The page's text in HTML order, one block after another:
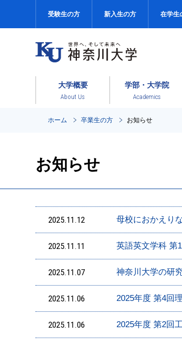
受験生の方 新入生の方 在学生
大学概要
About Us
学部・大学院
Academics
ホーム 卒業生の方 お知らせ
お知らせ
2025.11.12 母校におかえり
2025.11.11 英語英文学科 第
2025.11.07 神奈川大学の研
2025.11.06 2025年度 第4回
2025.11.06 2025年度 第2回